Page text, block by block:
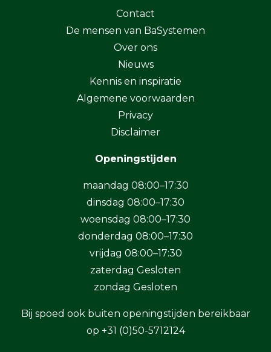
Contact
De mensen van BaSystemen
Over ons
Nieuws
Kennis en inspiratie
Algemene voorwaarden
Privacy
Disclaimer
Openingstijden
maandag 08:00–17:30
dinsdag 08:00–17:30
woensdag 08:00–17:30
donderdag 08:00–17:30
vrijdag 08:00–17:30
zaterdag Gesloten
zondag Gesloten
Bij spoed ook buiten openingstijden bereikbaar
op +31 (0)50-5712124